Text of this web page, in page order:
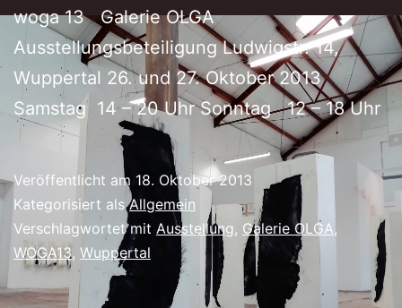
woga 13 Galerie OLGA
Ausstellungsbeteiligung Ludwigstr. 14,
Wuppertal 26. und 27. Oktober 2013
Samstag 14 – 20 Uhr Sonntag 12 – 18 Uhr
Veröffentlicht am 18. Oktober 2013
Kategorisiert alsAllgemein
Verschlagwortet mit Ausstellung, Galerie OLGA,
WOGA13, Wuppertal